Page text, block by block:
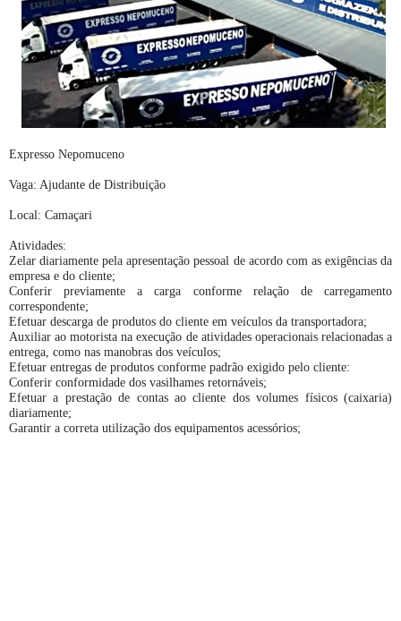
Expresso Nepomuceno
Vaga: Ajudante de Distribuição
Local: Camaçari
Atividades:
Zelar diariamente pela apresentação pessoal de acordo com as exigências da
empresa e do cliente;
Conferir previamente a carga conforme relação de carregamento
correspondente;
Efetuar descarga de produtos do cliente em veículos da transportadora;
Auxiliar ao motorista na execução de atividades operacionais relacionadas a
entrega, como nas manobras dos veículos;
Efetuar entregas de produtos conforme padrão exigido pelo cliente:
Conferir conformidade dos vasilhames retornáveis;
Efetuar a prestação de contas ao cliente dos volumes físicos (caixaria)
diariamente;
Garantir a correta utilização dos equipamentos acessórios;